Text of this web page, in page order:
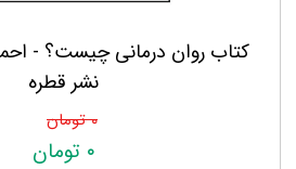
کتاب روان‌ درمانی چیست؟ -
نشر قطره
۰ تومان
۰ تومان